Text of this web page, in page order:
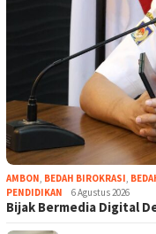
AMBON BEDAH BIROKRASI
PENDIDIKAN
6 Agustus 2026
Bijak Bermedia Digital